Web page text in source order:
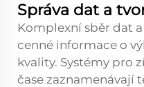
Správa dat a
Komplexní sběr dat
cenné informace o
kvality. Systémy pro
čase zaznamenávají